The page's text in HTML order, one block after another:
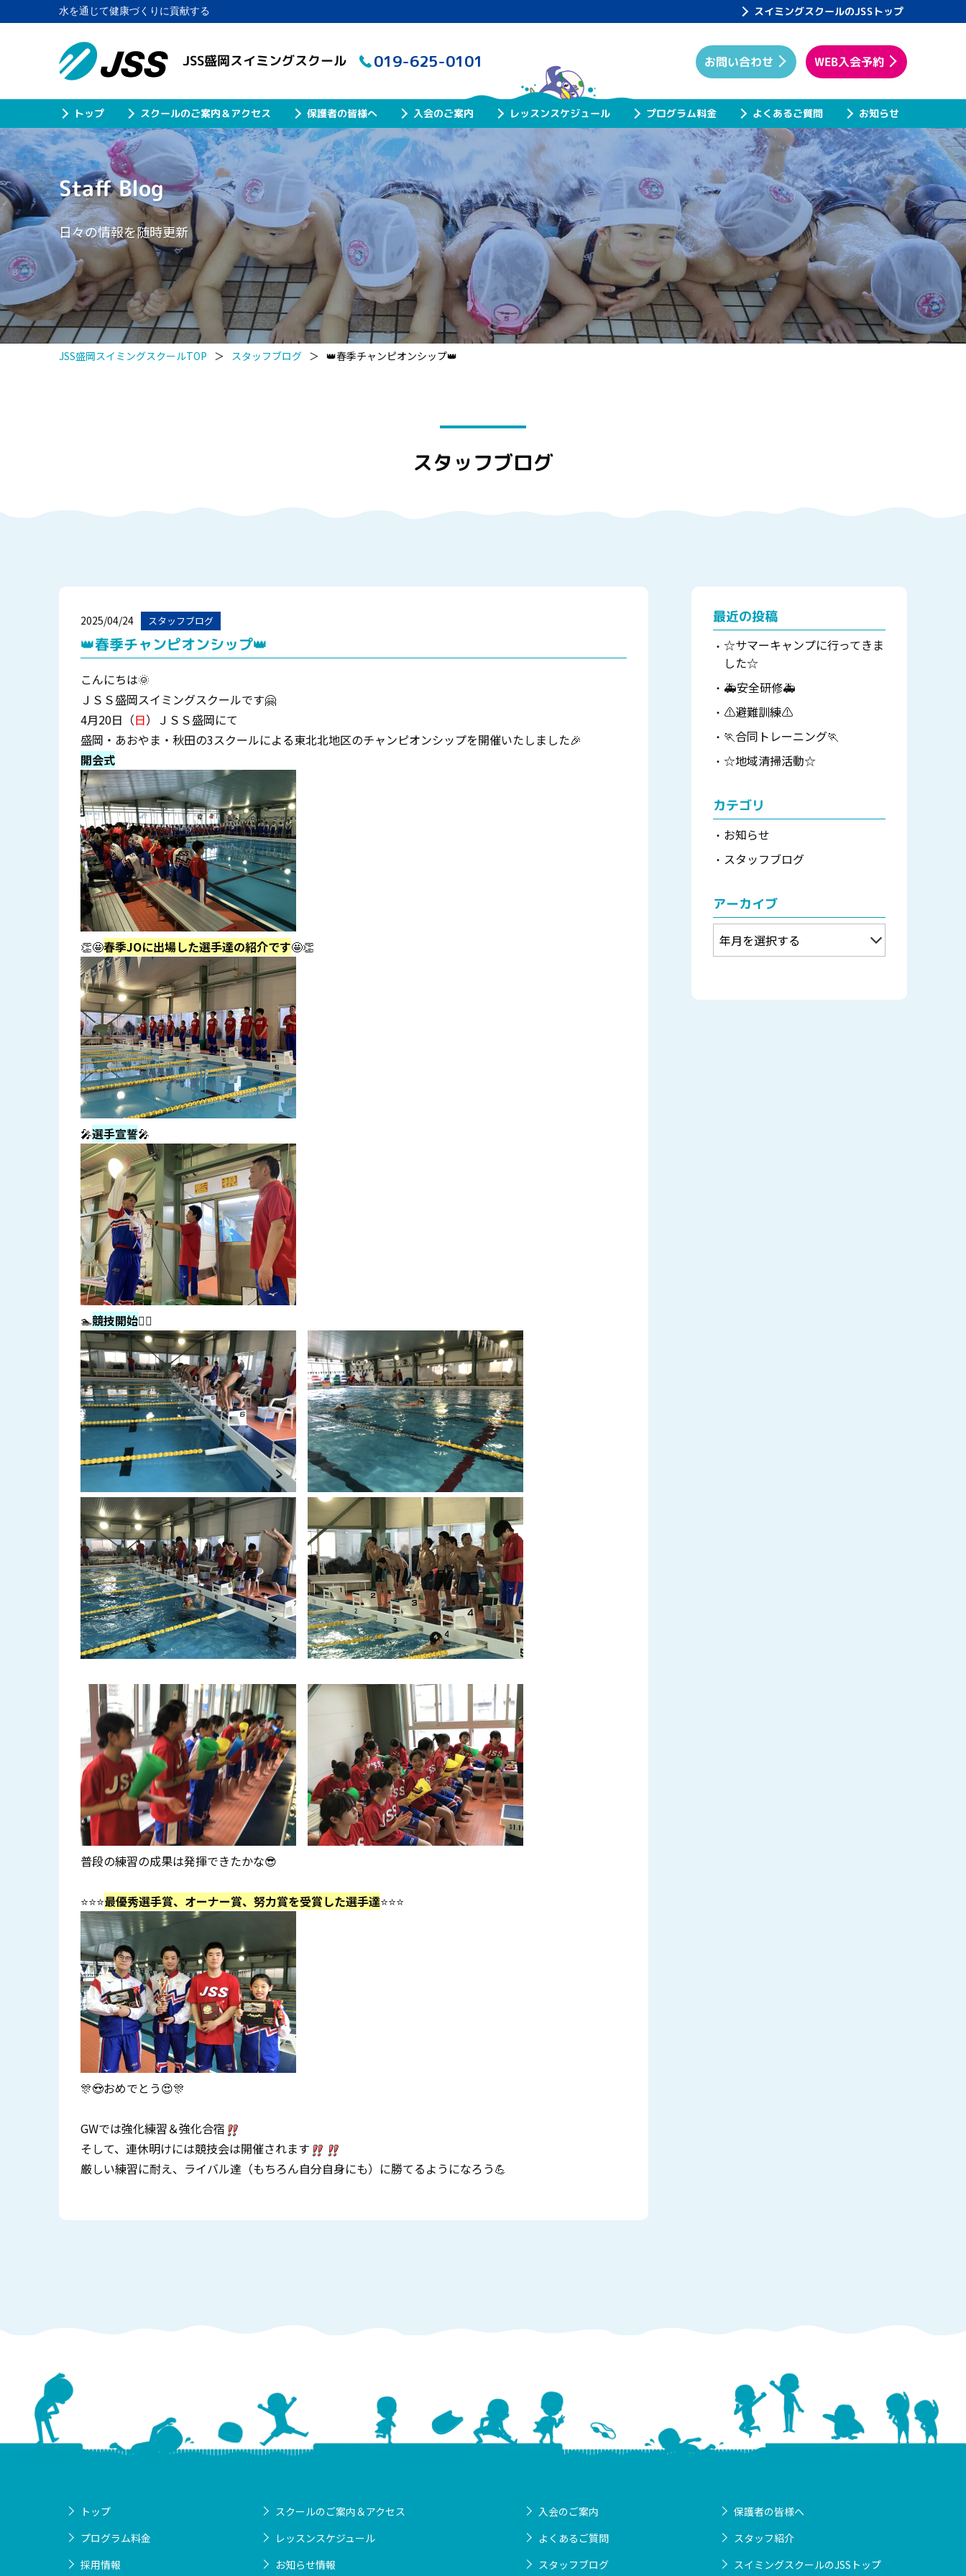
水を通じて健康づくりに貢献する スイミングスクールのJSSトップ
JSS盛岡スイミングスクール 019-625-0101
トップ スクールのご案内＆アクセス 保護者の皆様へ 入会のご案内 レッスンスケジュール プログラム料金 よくあるご質問 お知らせ
お問い合わせ WEB入会予約
Staff Blog
日々の情報を随時更新
JSS盛岡スイミングスクールTOP ＞ スタッフブログ ＞ 👑春季チャンピオンシップ👑
スタッフブログ
2025/04/24 スタッフブログ
👑春季チャンピオンシップ👑
こんにちは🌞
ＪＳＳ盛岡スイミングスクールです🤗
4月20日（日）ＪＳＳ盛岡にて
盛岡・あおやま・秋田の3スクールによる東北北地区のチャンピオンシップを開催いたしました🎉
開会式
👏🤩春季JOに出場した選手達の紹介です🤩👏
🎤選手宣誓🎤
🏊競技開始🏊‍♀️
普段の練習の成果は発揮できたかな😎
⭐⭐⭐最優秀選手賞、オーナー賞、努力賞を受賞した選手達⭐⭐⭐
🎊😍おめでとう😍🎊
GWでは強化練習＆強化合宿
そして、連休明けには競技会は開催されます
厳しい練習に耐え、ライバル達（もちろん自分自身にも）に勝てるようになろう💪
最近の投稿
☆サマーキャンプに行ってきま
した☆
🚑安全研修🚑
⚠避難訓練⚠
🏃合同トレーニング🏃
☆地域清掃活動☆
カテゴリ
お知らせ
スタッフブログ
アーカイブ
トップ スクールのご案内＆アクセス 入会のご案内
保護者の皆様へ
プログラム料金
レッスンスケジュール よくあるご質問
スタッフ紹介
採用情報
お知らせ情報 スタッフブログ スイミングスクールのJSSトップ